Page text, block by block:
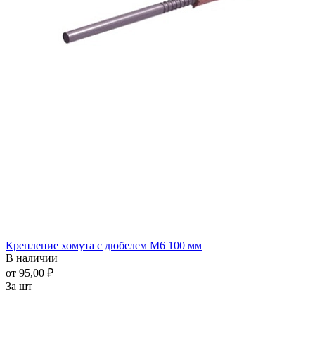
Крепление хомута с дюбелем М6 100 мм
В наличии
от 95,00 ₽
За шт